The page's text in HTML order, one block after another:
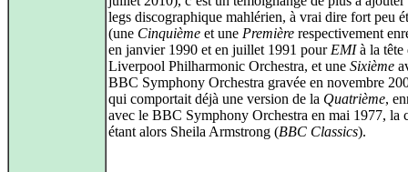
legs discographique mahlérien, à vrai dire fort peu
(une Cinquième et une Première respectivement
en janvier 1990 et en juillet 1991 pour EMIà la tête
Liverpool Philharmonic Orchestra, et une Sixième
BBC Symphony Orchestra gravée en novembre
qui comportait déjà une version de la Quatrième,
avec le BBC Symphony Orchestra en mai 1977, la
étant alors Sheila Armstrong (BBC Classics).